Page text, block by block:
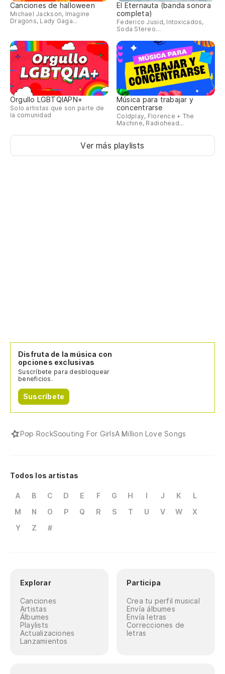
Canciones de halloween
Michael Jackson, Imagine
Dragons, Lady Gaga...
El Eternauta (banda sonora
completa)
Federico Jusid, Intoxicados,
Soda Stereo...
Orgullo LGBTQIAPN+
Solo artistas que son parte de
la comunidad
Música para trabajar y
concentrarse
Coldplay, Florence + The
Machine, Radiohead...
Ver más playlists
Disfruta de la música con
opciones exclusivas
Suscríbete para desbloquear
beneficios.
Suscríbete
Pop RockScouting For GirlsA Million Love Songs
Todos los artistas
A B C D E F G H I J K
L
M
N O P Q R S T U V W
X
Y
Z #
Explorar
Canciones
Artistas
Álbumes
Playlists
Actualizaciones
Lanzamientos
Participa
Crea tu perfil musical
Envía álbumes
Envía letras
Correcciones de
letras